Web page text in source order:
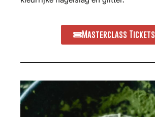
Masterclass Tickets